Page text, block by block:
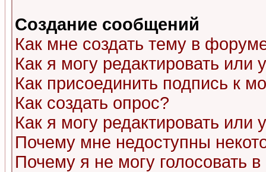
Создание сообщений
Как мне создать тему в
Как я могу редактировать или
Как присоединить подпись к
Как создать опрос?
Как я могу редактировать или
Почему мне недоступны
Почему я не могу голосовать